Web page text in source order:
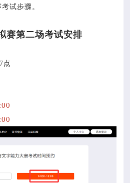
试步骤。
赛第二场考试安排
点